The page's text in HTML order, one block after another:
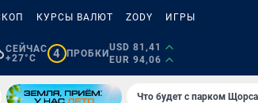
КУРСЫ ВАЛЮТ ZODY ИГРЫ
СЕЙЧАС
+27°C
4 ПРОБКИ
USD 81,41
EUR 94,06
Что будет с парком